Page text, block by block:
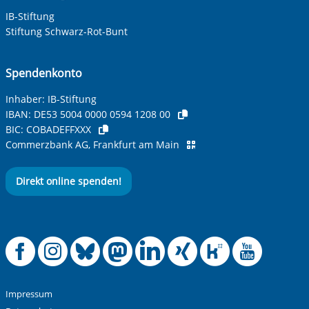
Ihre Telefonnummer
Betreff ihrer Anfrage
Ihre Nachricht*
Anti-Roboter-Verifizierung
Alle Informationen zum Schutz der Daten sind sind in
IB-Stiftung
Stiftung Schwarz-Rot-Bunt
Spendenkonto
Inhaber: IB-Stiftung
IBAN: DE53 5004 0000 0594 1208 00
BIC: COBADEFFXXX
Commerzbank AG, Frankfurt am Main
Direkt online spenden!
Offizielle
Offizielle
Offizielle
Offizielle
Offizielle
Impressum